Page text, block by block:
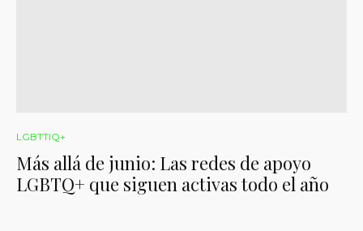
LGBTTIQ+
Más allá de junio: Las redes de apoyo
LGBTQ+ que siguen activas todo el año